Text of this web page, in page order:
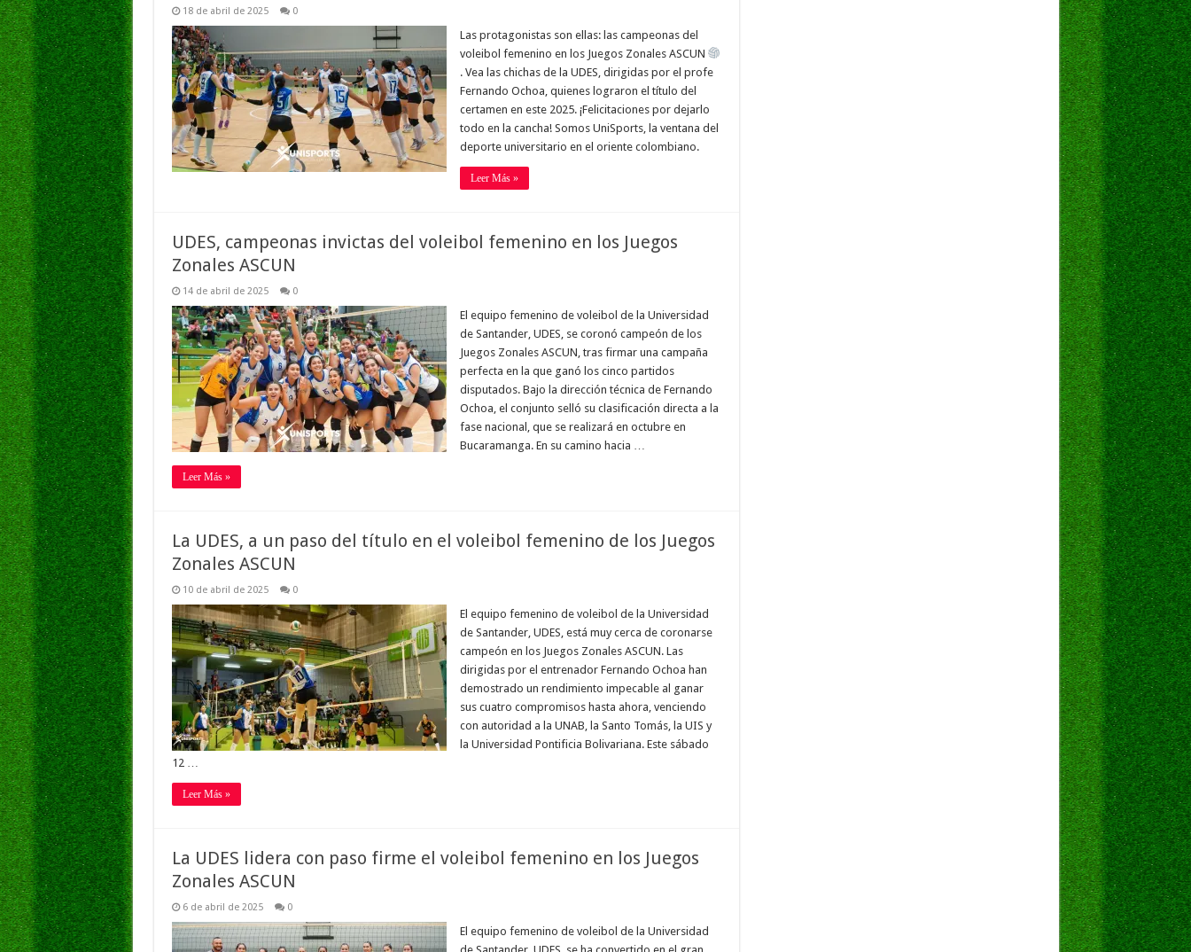
18 de abril de 2025 0
Las protagonistas son ellas: las campeonas del
voleibol femenino en los Juegos Zonales ASCUN
. Vea las chichas de la UDES, dirigidas por el profe
Fernando Ochoa, quienes lograron el título del
certamen en este 2025. ¡Felicitaciones por dejarlo
todo en la cancha! Somos UniSports, la ventana del
deporte universitario en el oriente colombiano.
Leer Más »
UDES, campeonas invictas del voleibol femenino en los Juegos
Zonales ASCUN
14 de abril de 2025 0
El equipo femenino de voleibol de la Universidad
de Santander, UDES, se coronó campeón de los
Juegos Zonales ASCUN, tras firmar una campaña
perfecta en la que ganó los cinco partidos
disputados. Bajo la dirección técnica de Fernando
Ochoa, el conjunto selló su clasificación directa a la
fase nacional, que se realizará en octubre en
Bucaramanga. En su camino hacia …
Leer Más »
La UDES, a un paso del título en el voleibol femenino de los Juegos
Zonales ASCUN
10 de abril de 2025 0
El equipo femenino de voleibol de la Universidad
de Santander, UDES, está muy cerca de coronarse
campeón en los Juegos Zonales ASCUN. Las
dirigidas por el entrenador Fernando Ochoa han
demostrado un rendimiento impecable al ganar
sus cuatro compromisos hasta ahora, venciendo
con autoridad a la UNAB, la Santo Tomás, la UIS y
la Universidad Pontificia Bolivariana. Este sábado
12 …
Leer Más »
La UDES lidera con paso firme el voleibol femenino en los Juegos
Zonales ASCUN
6 de abril de 2025 0
El equipo femenino de voleibol de la Universidad